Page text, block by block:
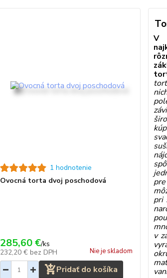
1 hodnotenie
Ovocná torta dvoj poschodová
285,60 €/ks
232,20 € bez DPH Nie je skladom
Pridať do košíka
V
pri
v